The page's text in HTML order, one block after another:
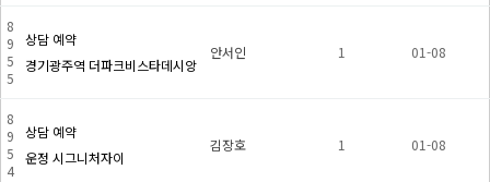
8
9
5
5
상담 예약
경기광주역 더파크비스타데시앙
안서인 1 01-08
8
9
5
4
상담 예약
운정 시그니처자이
김장호 1 01-08